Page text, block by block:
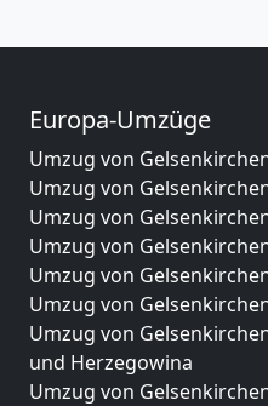
Europa-Umzüge
Umzug von
Umzug von
Umzug von
Umzug von
Umzug von
Umzug von
Umzug von
und Herzegowina
Umzug von